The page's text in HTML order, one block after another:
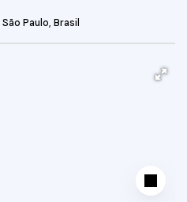
São Paulo, Brasil